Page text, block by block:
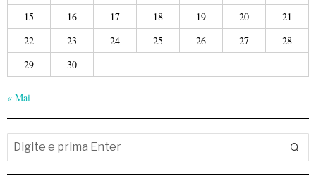
15
16 17 18 19 20
21
22
23 24 25 26 27
28
29
30
« Mai